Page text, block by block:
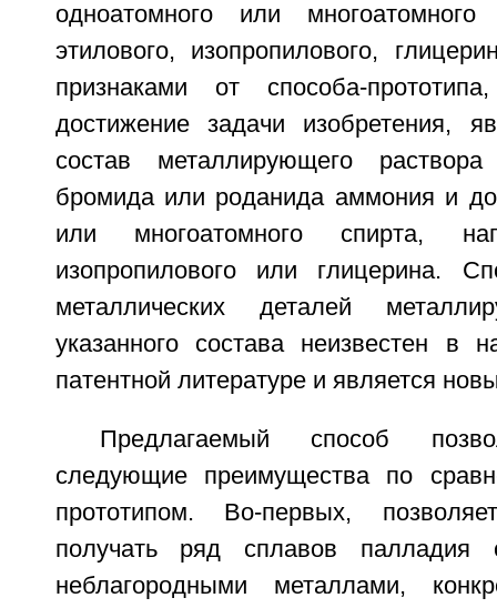
одноатомного или
этилового, изопропилового,
признаками от способа-
достижение задачи изобретения,
состав металлирующего
бромида или роданида аммония и
или многоатомного спирта,
изопропилового или глицерина.
металлических деталей
указанного состава неизвестен в
патентной литературе и является
Предлагаемый способ
следующие преимущества по
прототипом. Во-первых,
получать ряд сплавов
неблагородными металлами,